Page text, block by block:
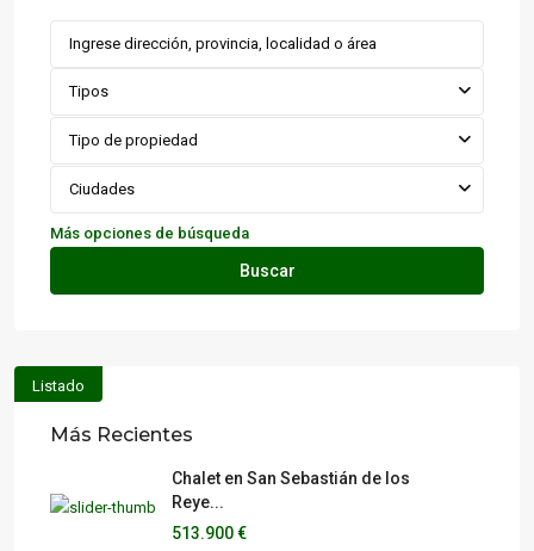
Tipos
Tipo de propiedad
Ciudades
Más opciones de búsqueda
Buscar
Listado
Más Recientes
Chalet en San Sebastián de los
Reye...
513.900 €